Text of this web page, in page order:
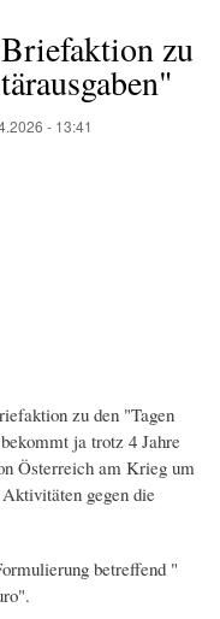
zu
- 13:41
zu den "Tagen
ja trotz 4 Jahre
Österreich am Krieg um
gegen die
betreffend "